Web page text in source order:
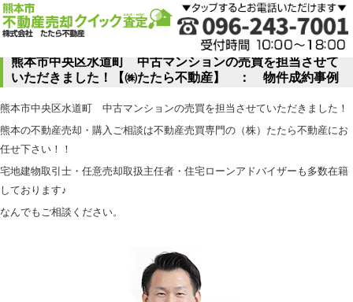
熊本市中央区水道町 中古マンションの売買を担当させて
いただきました！【㈱たたら不動産】 ： 物件成約事例
熊本市中央区水道町 中古マンションの売買を担当させていただきました！
熊本の不動産売却・購入ご相談は不動産売買専門の（株）たたら不動産にお
任せ下さい！！
宅地建物取引士・任意売却取扱主任者・住宅ローンアドバイザーも多数在籍
しております♪
なんでもご相談ください。